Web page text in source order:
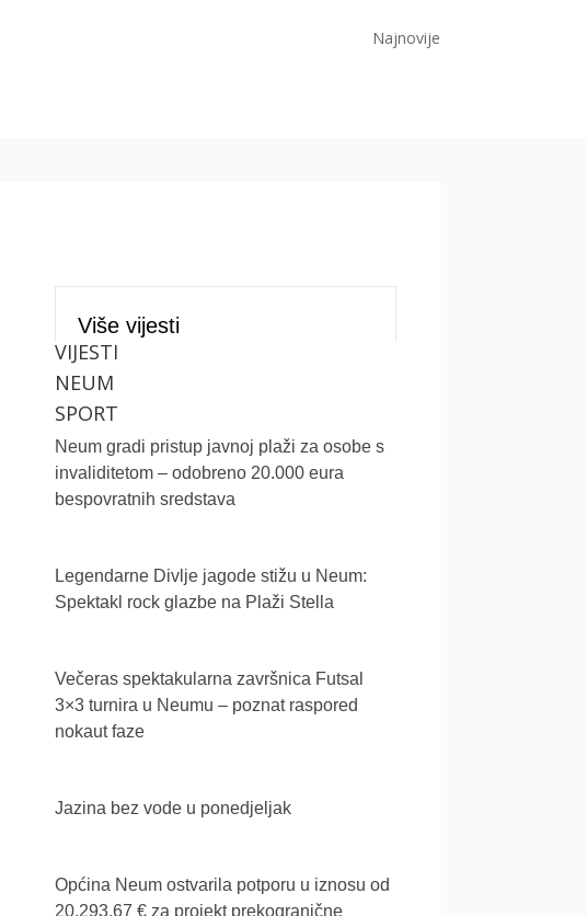
Najnovije
Više vijesti
VIJESTI
NEUM
SPORT
Neum gradi pristup javnoj plaži za osobe s
invaliditetom – odobreno 20.000 eura
bespovratnih sredstava
Legendarne Divlje jagode stižu u Neum:
Spektakl rock glazbe na Plaži Stella
Večeras spektakularna završnica Futsal
3×3 turnira u Neumu – poznat raspored
nokaut faze
Jazina bez vode u ponedjeljak
Općina Neum ostvarila potporu u iznosu od
20,293.67 € za projekt prekogranične